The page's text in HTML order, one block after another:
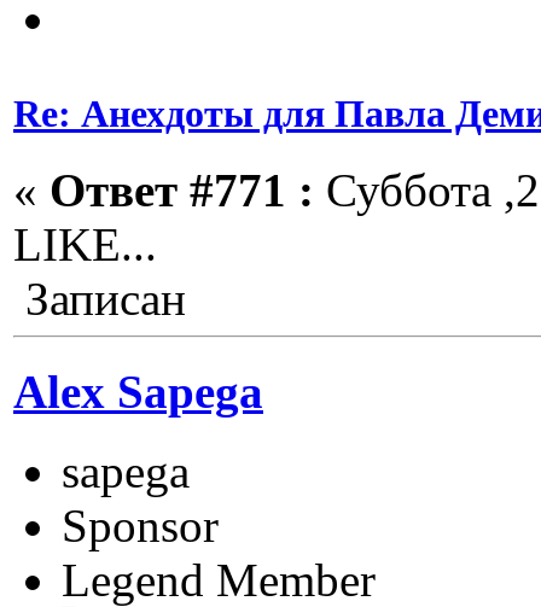
Re: Анехдоты для Павла
« Ответ #771 : Суббота
LIKE...
Записан
Alex Sapega
sapega
Sponsor
Legend Member